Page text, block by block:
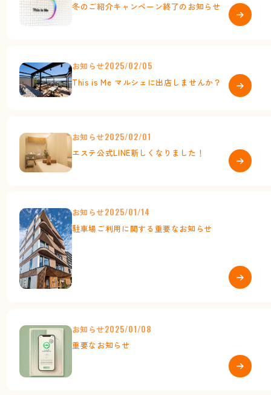
冬のご紹介キャンペーン終了のお知らせ
お知らせ2025/02/05
This is Me マルシェに出店しませんか？
お知らせ2025/02/01
エステ公式LINE新しくなりました！
お知らせ2025/01/14
駐車場ご利用に関する重要なお知らせ
お知らせ2025/01/08
重要なお知らせ